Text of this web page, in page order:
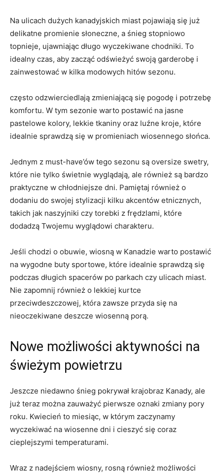
Na ulicach dużych ⁣kanadyjskich miast pojawiają się‍ już
delikatne promienie słoneczne, a‌ śnieg stopniowo
topnieje, ujawniając ⁤długo wyczekiwane​ chodniki. To
idealny czas, aby zacząć odświeżyć swoją garderobę i
⁤zainwestować w kilka modowych hitów sezonu.
często odzwierciedlają zmieniającą się pogodę‌ i potrzebę
komfortu. W tym sezonie warto⁤ postawić na⁢ jasne
⁣pastelowe kolory, lekkie tkaniny oraz luźne kroje, które
idealnie sprawdzą się w promieniach⁤ wiosennego słońca.
Jednym z⁤ must-have’ów ⁢tego sezonu⁤ są oversize swetry,
które nie tylko świetnie wyglądają, ale również są bardzo
praktyczne⁣ w chłodniejsze dni. ⁢Pamiętaj również ⁢o
dodaniu ‍do swojej ⁤stylizacji kilku akcentów etnicznych,
takich jak naszyjniki ⁢czy ‌torebki z frędzlami, które
dodadzą Twojemu wyglądowi charakteru.
Jeśli chodzi o obuwie, wiosną w Kanadzie warto ‌postawić
na wygodne buty sportowe, które idealnie sprawdzą się
podczas‍ długich spacerów po parkach⁤ czy ulicach miast.
Nie zapomnij również o ​lekkiej kurtce
przeciwdeszczowej,⁤ która zawsze przyda się na
nieoczekiwane deszcze wiosenną​ porą.
Nowe możliwości aktywności na
świeżym powietrzu
Jeszcze niedawno śnieg pokrywał krajobraz ⁤Kanady, ale
już teraz można zauważyć pierwsze ⁤oznaki zmiany pory⁣
roku. ​Kwiecień to miesiąc,⁤ w którym zaczynamy⁢
wyczekiwać na wiosenne dni i cieszyć się coraz
‍cieplejszymi temperaturami.
Wraz z nadejściem⁣ wiosny, rosną⁢ również możliwości